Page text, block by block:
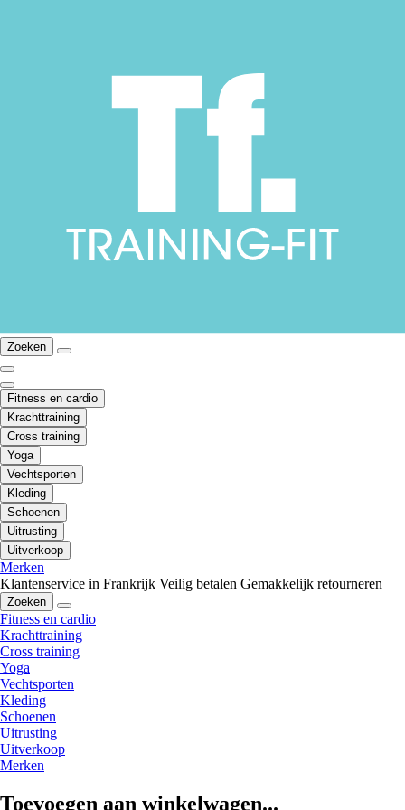
Zoeken
Fitness en cardio
Krachttraining
Cross training
Yoga
Vechtsporten
Kleding
Schoenen
Uitrusting
Uitverkoop
Merken
Klantenservice in Frankrijk Veilig betalen Gemakkelijk retourneren
Zoeken
Fitness en cardio
Krachttraining
Cross training
Yoga
Vechtsporten
Kleding
Schoenen
Uitrusting
Uitverkoop
Merken
Toevoegen aan winkelwagen...